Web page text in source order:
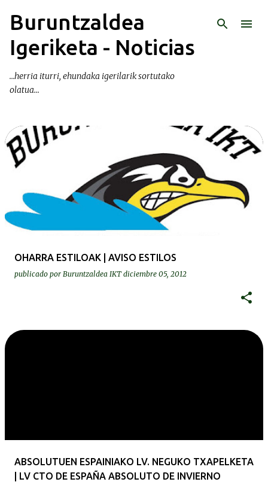
Ir al contenido principal
Buruntzaldea
Igeriketa - Noticias
...herria iturri, ehundaka igerilarik sortutako
olatua...
E
a
OHARRA ESTILOAK | AVISO ESTILOS
publicado por Buruntzaldea IKT diciembre 05, 2012
ABSOLUTUEN ESPAINIAKO LV. NEGUKO TXAPELKETA
| LV CTO DE ESPAÑA ABSOLUTO DE INVIERNO